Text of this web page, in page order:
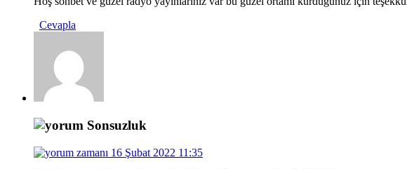
Cevapla
Sonsuzluk
16 Şubat 2022 11:35